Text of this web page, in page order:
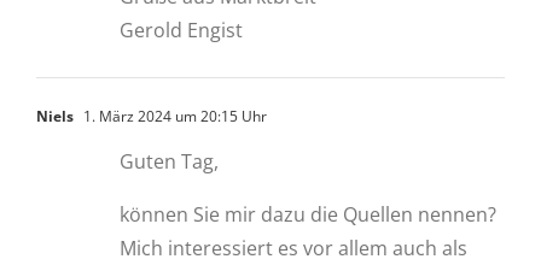
Gerold Engist
Niels 1. März 2024 um 20:15 Uhr
Guten Tag,
können Sie mir dazu die Quellen nennen?
Mich interessiert es vor allem auch als